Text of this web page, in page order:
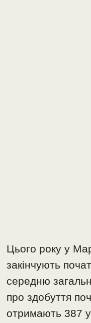
Цього року у
закінчують
середню
про здобуття
отримають 387